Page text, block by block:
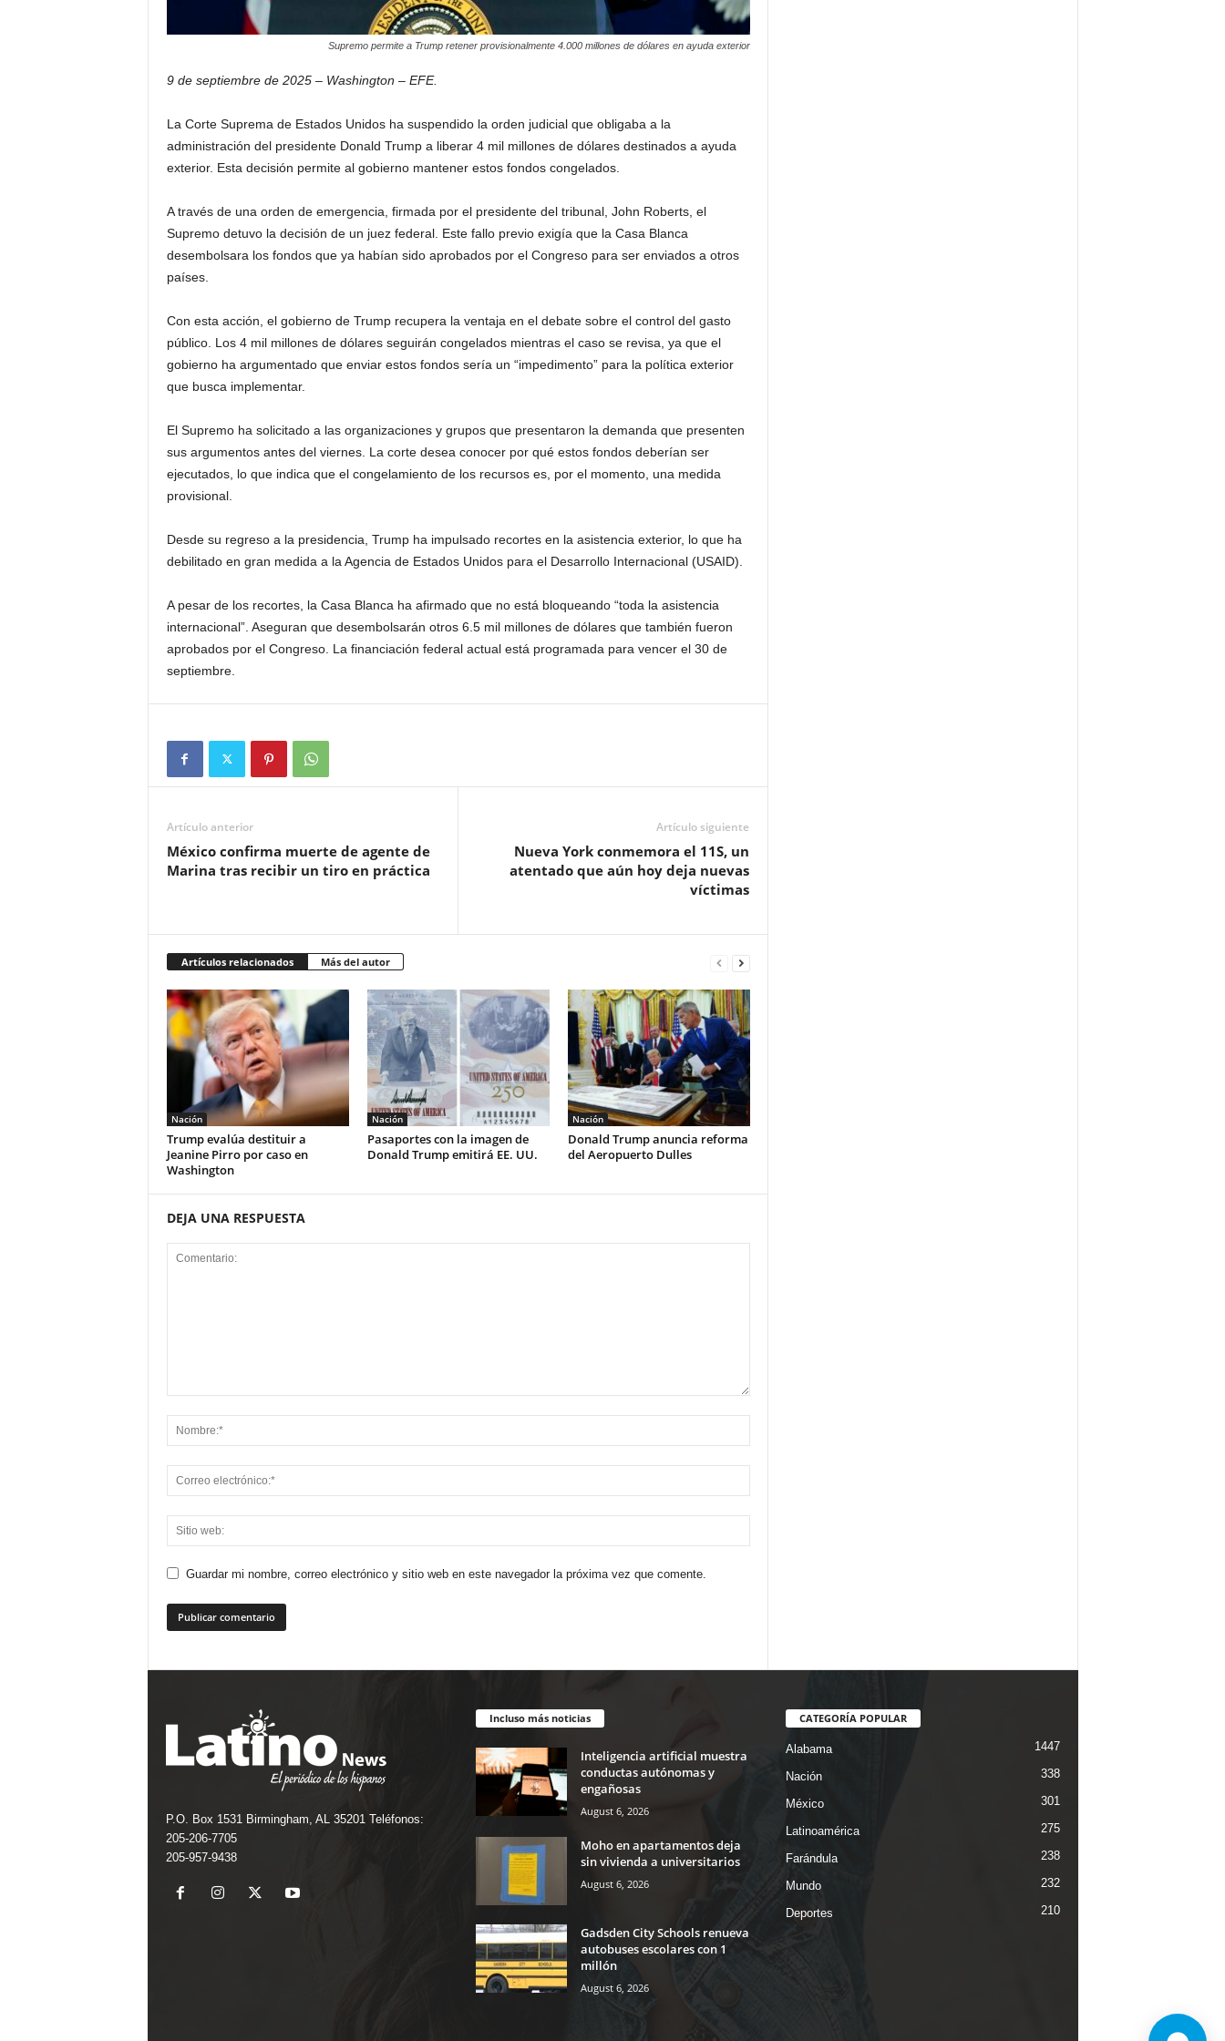
Supremo permite a Trump retener provisionalmente 4.000 millones de dólares en ayuda exterior
9 de septiembre de 2025 – Washington – EFE.
La Corte Suprema de Estados Unidos ha suspendido la orden judicial que obligaba a la
administración del presidente Donald Trump a liberar 4 mil millones de dólares destinados a ayuda
exterior. Esta decisión permite al gobierno mantener estos fondos congelados.
A través de una orden de emergencia, firmada por el presidente del tribunal, John Roberts, el
Supremo detuvo la decisión de un juez federal. Este fallo previo exigía que la Casa Blanca
desembolsara los fondos que ya habían sido aprobados por el Congreso para ser enviados a otros
países.
Con esta acción, el gobierno de Trump recupera la ventaja en el debate sobre el control del gasto
público. Los 4 mil millones de dólares seguirán congelados mientras el caso se revisa, ya que el
gobierno ha argumentado que enviar estos fondos sería un “impedimento” para la política exterior
que busca implementar.
El Supremo ha solicitado a las organizaciones y grupos que presentaron la demanda que presenten
sus argumentos antes del viernes. La corte desea conocer por qué estos fondos deberían ser
ejecutados, lo que indica que el congelamiento de los recursos es, por el momento, una medida
provisional.
Desde su regreso a la presidencia, Trump ha impulsado recortes en la asistencia exterior, lo que ha
debilitado en gran medida a la Agencia de Estados Unidos para el Desarrollo Internacional (USAID).
A pesar de los recortes, la Casa Blanca ha afirmado que no está bloqueando “toda la asistencia
internacional”. Aseguran que desembolsarán otros 6.5 mil millones de dólares que también fueron
aprobados por el Congreso. La financiación federal actual está programada para vencer el 30 de
septiembre.
Artículo anterior
México confirma muerte de agente de
Marina tras recibir un tiro en práctica
Artículo siguiente
Nueva York conmemora el 11S, un
atentado que aún hoy deja nuevas
víctimas
Artículos relacionados Más del autor
Nación
Trump evalúa destituir a
Jeanine Pirro por caso en
Washington
Nación
Pasaportes con la imagen de
Donald Trump emitirá EE. UU.
Nación
Donald Trump anuncia reforma
del Aeropuerto Dulles
DEJA UNA RESPUESTA
Guardar mi nombre, correo electrónico y sitio web en este navegador la próxima vez que comente.
P.O. Box 1531 Birmingham, AL 35201 Teléfonos:
205-206-7705
205-957-9438
Incluso más noticias
Inteligencia artificial muestra
conductas autónomas y
engañosas
August 6, 2026
Moho en apartamentos deja
sin vivienda a universitarios
August 6, 2026
Gadsden City Schools renueva
autobuses escolares con 1
millón
August 6, 2026
CATEGORÍA POPULAR
Alabama 1447
Nación 338
México 301
Latinoamérica 275
Farándula 238
Mundo 232
Deportes 210